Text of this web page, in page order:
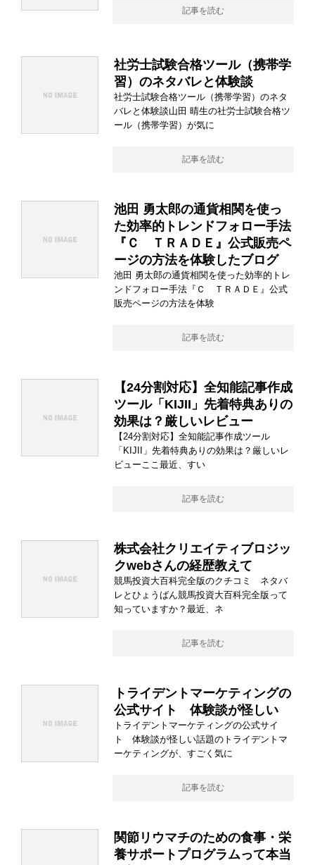
記事を読む
社労士試験合格ツール（携帯学
習）のネタバレと体験談
社労士試験合格ツール（携帯学習）のネタ
バレと体験談山田 晴生の社労士試験合格ツ
ール（携帯学習）が気に
記事を読む
池田 勇太郎の通貨相関を使っ
た効率的トレンドフォロー手法
『Ｃ ＴＲＡＤＥ』公式販売ペ
ージの方法を体験したブログ
池田 勇太郎の通貨相関を使った効率的トレ
ンドフォロー手法『Ｃ ＴＲＡＤＥ』公式
販売ページの方法を体験
記事を読む
【24分割対応】全知能記事作成
ツール「KIJII」先着特典ありの
効果は？厳しいレビュー
【24分割対応】全知能記事作成ツール
「KIJII」先着特典ありの効果は？厳しいレ
ビューここ最近、すい
記事を読む
株式会社クリエイティブロジッ
クwebさんの経歴教えて
競馬投資大百科完全版のクチコミ ネタバ
レとひょうばん競馬投資大百科完全版って
知っていますか？最近、ネ
記事を読む
トライデントマーケティングの
公式サイト 体験談が怪しい
トライデントマーケティングの公式サイ
ト 体験談が怪しい話題のトライデントマ
ーケティングが、すごく気に
記事を読む
関節リウマチのための食事・栄
養サポートプログラムって本当